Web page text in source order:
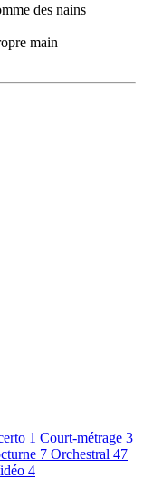
des nains
main
1 Court-métrage 3
7 Orchestral 47
4